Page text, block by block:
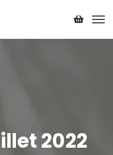
2022